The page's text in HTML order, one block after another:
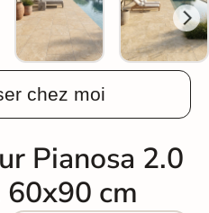
chez moi
Pianosa 2.0
cm